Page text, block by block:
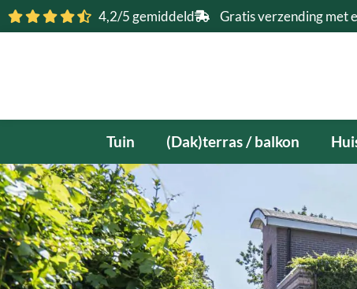
Ga
naar
4,2/5 gemiddeld Gratis verzending met
Tuin (Dak)terras / balkon